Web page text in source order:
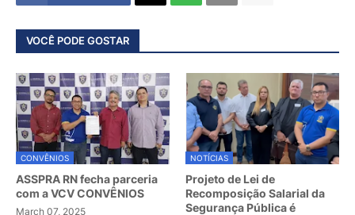
VOCÊ PODE GOSTAR
CONVÊNIOS
ASSPRA RN fecha parceria
com a VCV CONVÊNIOS
March 07, 2025
NOTÍCIAS
Projeto de Lei de
Recomposição Salarial da
Segurança Pública é